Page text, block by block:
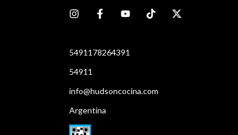
5491178264391
54911
info@hudsoncocina.com
Argentina